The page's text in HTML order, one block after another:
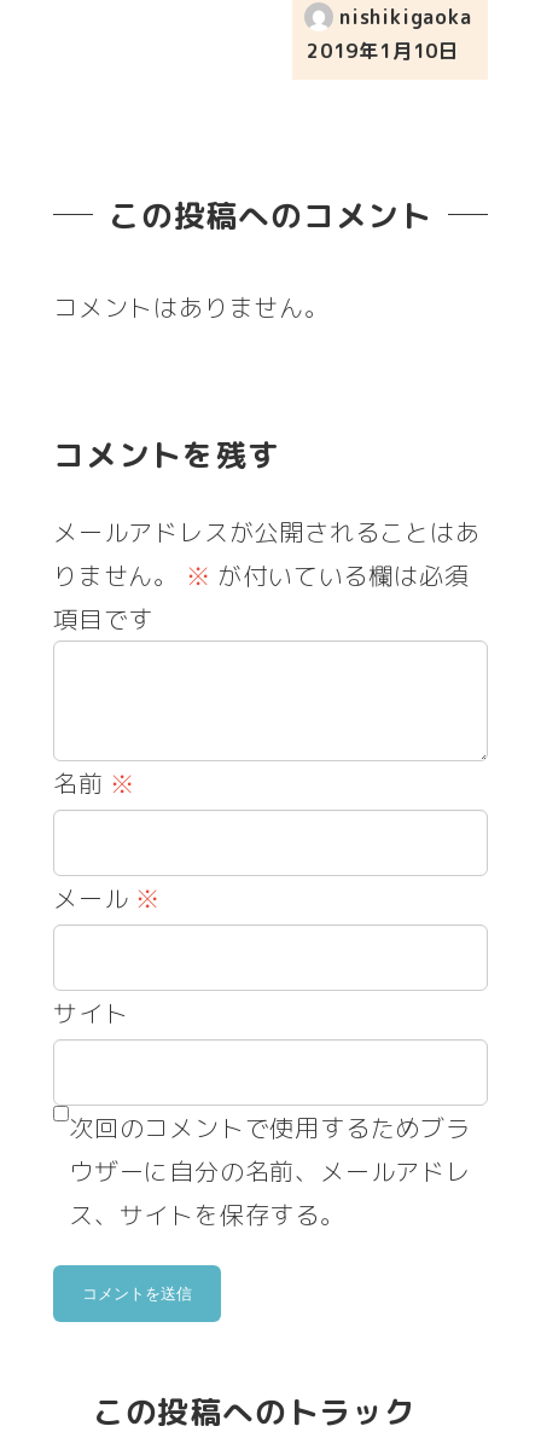
nishikigaoka
投稿日
2019年1月10日
この投稿へのコメント
コメントはありません。
コメントを残す
メールアドレスが公開されることはあ
りません。
※ が付いている欄は必須
項目です
名前 ※
メール ※
サイト
次回のコメントで使用するためブラ
ウザーに自分の名前、メールアドレ
ス、サイトを保存する。
この投稿へのトラック